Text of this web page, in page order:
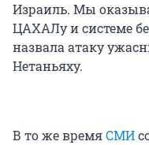
Израиль. Мы
ЦАХАЛу и системе
назвала атаку
Нетаньяху.
В то же времяСМИ